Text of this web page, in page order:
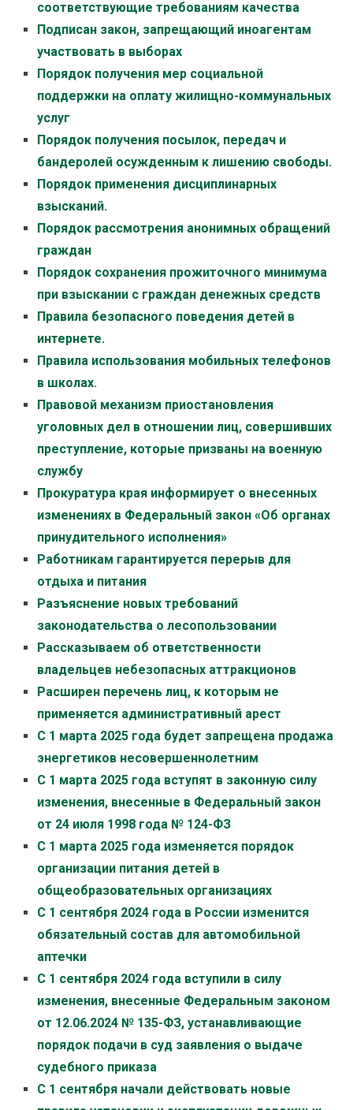
соответствующие требованиям качества
Подписан закон, запрещающий иноагентам
участвовать в выборах
Порядок получения мер социальной
поддержки на оплату жилищно-коммунальных
услуг
Порядок получения посылок, передач и
бандеролей осужденным к лишению свободы.
Порядок применения дисциплинарных
взысканий.
Порядок рассмотрения анонимных обращений
граждан
Порядок сохранения прожиточного минимума
при взыскании с граждан денежных средств
Правила безопасного поведения детей в
интернете.
Правила использования мобильных телефонов
в школах.
Правовой механизм приостановления
уголовных дел в отношении лиц, совершивших
преступление, которые призваны на военную
службу
Прокуратура края информирует о внесенных
изменениях в Федеральный закон «Об органах
принудительного исполнения»
Работникам гарантируется перерыв для
отдыха и питания
Разъяснение новых требований
законодательства о лесопользовании
Рассказываем об ответственности
владельцев небезопасных аттракционов
Расширен перечень лиц, к которым не
применяется административный арест
С 1 марта 2025 года будет запрещена продажа
энергетиков несовершеннолетним
С 1 марта 2025 года вступят в законную силу
изменения, внесенные в Федеральный закон
от 24 июля 1998 года № 124-ФЗ
С 1 марта 2025 года изменяется порядок
организации питания детей в
общеобразовательных организациях
С 1 сентября 2024 года в России изменится
обязательный состав для автомобильной
аптечки
С 1 сентября 2024 года вступили в силу
изменения, внесенные Федеральным законом
от 12.06.2024 № 135-ФЗ, устанавливающие
порядок подачи в суд заявления о выдаче
судебного приказа
С 1 сентября начали действовать новые